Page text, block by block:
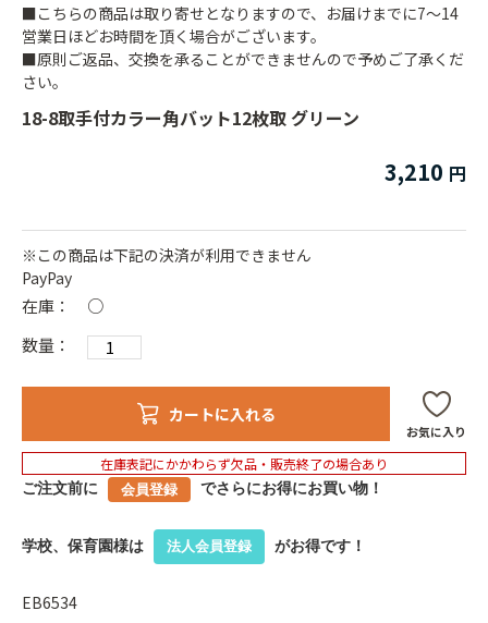
18-8取手付カラー角バット12枚取 グリーン
3,210
※この商品は下記の決済が利用できません
PayPay
在庫：
○
数量：
カートに入れる
お気に入り
在庫表記にかかわらず欠品・販売終了の場合あり
ご注文前に 会員登録 でさらにお得にお買い物！
学校、保育園様は 法人会員登録 がお得です！
■こちらの商品は取り寄せとなりますので、お届けまでに7～14
営業日ほどお時間を頂く場合がございます。
■原則ご返品、交換を承ることができませんので予めご了承くだ
さい。
EB6534